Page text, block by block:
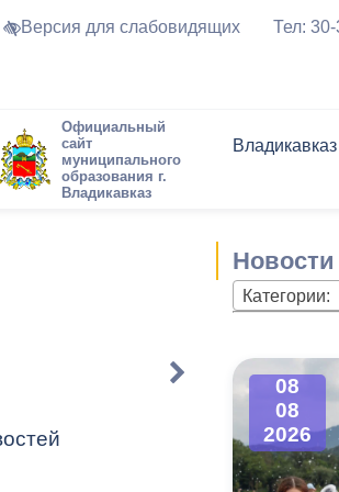
Версия для слабовидящих Тел:
Официальный
сайт
муниципального
образования г.
Владикавказ
Владикавказ
Устав города
Города-
городского
Торги и
Формы
Обратная
Комиссии
График
Новостная
Актуально
Новости
Категории:
08
08
2026